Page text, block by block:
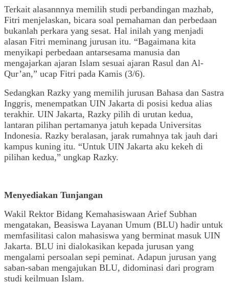
Terkait alasannnya memilih studi perbandingan mazhab,
Fitri menjelaskan, bicara soal pemahaman dan perbedaan
bukanlah perkara yang sesat. Hal inilah yang menjadi
alasan Fitri meminang jurusan itu. “Bagaimana kita
menyikapi perbedaan antarsesama manusia dan
mengajarkan ajaran Islam sesuai ajaran Rasul dan Al-
Qur’an,” ucap Fitri pada Kamis (3/6).
Sedangkan Razky yang memilih jurusan Bahasa dan Sastra
Inggris, menempatkan UIN Jakarta di posisi kedua alias
terakhir. UIN Jakarta, Razky pilih di urutan kedua,
lantaran pilihan pertamanya jatuh kepada Universitas
Indonesia. Razky beralasan, jarak rumahnya tak jauh dari
kampus kuning itu. “Untuk UIN Jakarta aku kekeh di
pilihan kedua,” ungkap Razky.
Menyediakan Tunjangan
Wakil Rektor Bidang Kemahasiswaan Arief Subhan
mengatakan, Beasiswa Layanan Umum (BLU) hadir untuk
memfasilitasi calon mahasiswa yang berminat masuk UIN
Jakarta. BLU ini dialokasikan kepada jurusan yang
mengalami persoalan sepi peminat. Adapun jurusan yang
saban-saban mengajukan BLU, didominasi dari program
studi keilmuan Islam.